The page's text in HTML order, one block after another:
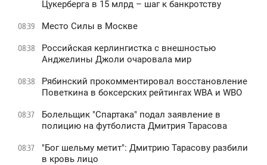
Цукерберга в 15 млрд – шаг к банкротству
08:39 Место Силы в Москве
08:38
Российская керлингистка с внешностью
Анджелины Джоли очаровала мир
08:38
Рябинский прокомментировал восстановление
Поветкина в боксерских рейтингах WBA и WBO
08:37
Болельщик "Спартака" подал заявление в
полицию на футболиста Дмитрия Тарасова
08:37
"Бог шельму метит": Дмитрию Тарасову разбили
в кровь лицо